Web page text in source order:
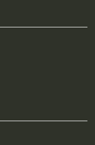
S.13-24, ISBN 978-
D., Berger, C.